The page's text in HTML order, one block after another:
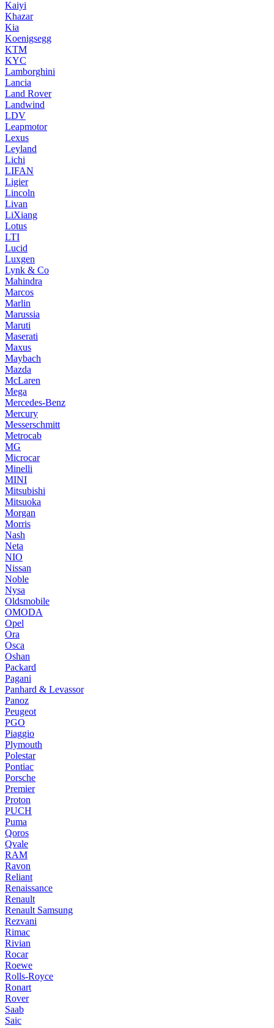
Kaiyi
Khazar
Kia
Koenigsegg
KTM
KYC
Lamborghini
Lancia
Land Rover
Landwind
LDV
Leapmotor
Lexus
Leyland
Lichi
LIFAN
Ligier
Lincoln
Livan
LiXiang
Lotus
LTI
Lucid
Luxgen
Lynk & Co
Mahindra
Marcos
Marlin
Marussia
Maruti
Maserati
Maxus
Maybach
Mazda
McLaren
Mega
Mercedes-Benz
Mercury
Messerschmitt
Metrocab
MG
Microcar
Minelli
MINI
Mitsubishi
Mitsuoka
Morgan
Morris
Nash
Neta
NIO
Nissan
Noble
Nysa
Oldsmobile
OMODA
Opel
Ora
Osca
Oshan
Packard
Pagani
Panhard & Levassor
Panoz
Peugeot
PGO
Piaggio
Plymouth
Polestar
Pontiac
Porsche
Premier
Proton
PUCH
Puma
Qoros
Qvale
RAM
Ravon
Reliant
Renaissance
Renault
Renault Samsung
Rezvani
Rimac
Rivian
Rocar
Roewe
Rolls-Royce
Ronart
Rover
Saab
Saic